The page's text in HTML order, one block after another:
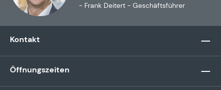
- Frank Deitert - Geschäftsführer
Kontakt
Öffnungszeiten